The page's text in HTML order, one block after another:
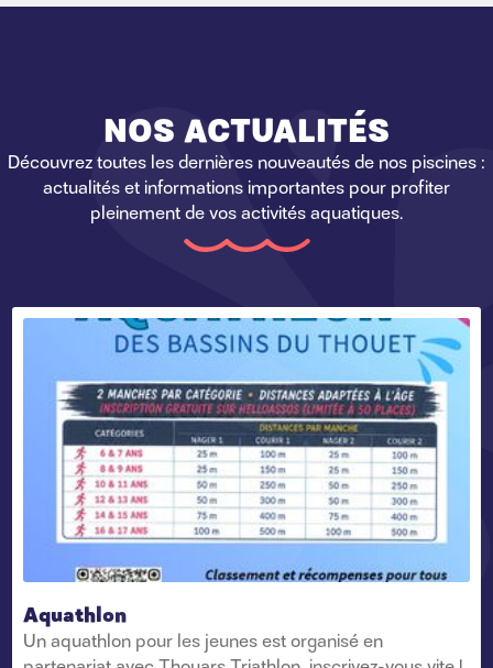
NOS ACTUALITÉS
Découvrez toutes les dernières nouveautés de nos piscines :
actualités et informations importantes pour profiter
pleinement de vos activités aquatiques.
Aquathlon
Un aquathlon pour les jeunes est organisé en